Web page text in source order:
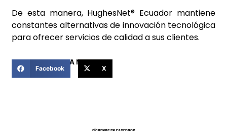
De esta manera, HughesNet® Ecuador mantiene
constantes alternativas de innovación tecnológica
para ofrecer servicios de calidad a sus clientes.
COMPARTIR ESTA NOTICIA
Facebook X